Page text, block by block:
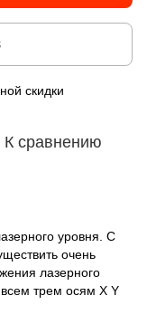
скидки
К сравнению
уровня. С
очень
лазерного
трем осям X Y